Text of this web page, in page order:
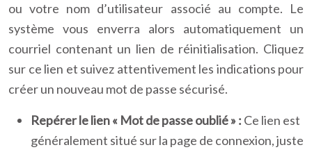
ou votre nom d’utilisateur associé au compte. Le
système vous enverra alors automatiquement un
courriel contenant un lien de réinitialisation. Cliquez
sur ce lien et suivez attentivement les indications pour
créer un nouveau mot de passe sécurisé.
Repérer le lien « Mot de passe oublié » : Ce lien est
généralement situé sur la page de connexion, juste